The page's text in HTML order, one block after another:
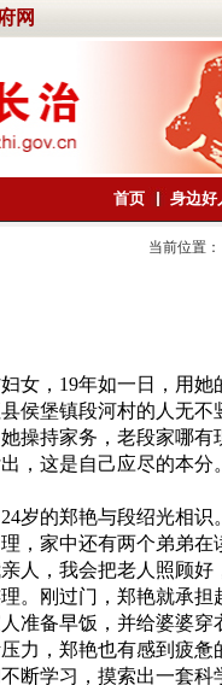
网
首页 身边好
当前位置：
，19年如一日，用她
堡镇段河村的人无不
操持家务，老段家哪
，这是自己应尽的本分。
的郑艳与段绍光相识
，家中还有两个弟弟
人，我会把老人照顾好
刚过门，郑艳就承担
准备早饭，并给婆婆
，郑艳也有感到疲惫
断学习，摸索出一套